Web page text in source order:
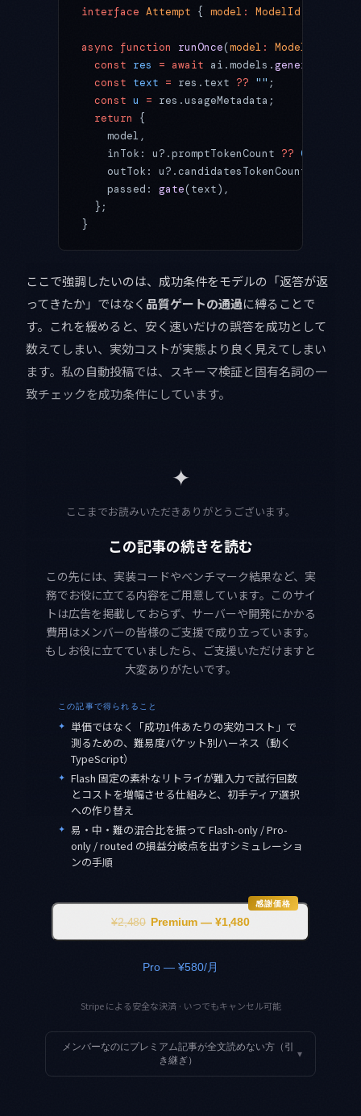
interface Attempt { model : ModelId
async function runOnce(model : ModelId
  const
res = await ai.models.
  const
text = res.text ?? "" ;
  const
u = res.usageMetadata;
  return
{
    model,
    inTok: u?.promptTokenCount
?? 0
    outTok: u?.candidatesTokenCount
    passed:
gate(text),
  };
}
ここで強調したいのは、成功条件をモデルの「返答が返
ってきたか」ではなく 品質ゲートの通過に縛ることで
す。これを緩めると、安く速いだけの誤答を成功として
数えてしまい、実効コストが実態より良く見えてしまい
ます。私の自動投稿では、スキーマ検証と固有名詞の一
致チェックを成功条件にしています。
✦
ここまでお読みいただきありがとうございます。
この記事の続きを読む
この先には、実装コードやベンチマーク結果など、実
務でお役に立てる内容をご用意しています。このサイ
トは広告を掲載しておらず、サーバーや開発にかかる
費用はメンバーの皆様のご支援で成り立っています。
もしお役に立てていましたら、ご支援いただけますと
大変ありがたいです。
この記事で得られること
✦ 単価ではなく「成功1件あたりの実効コスト」で
測るための、難易度バケット別ハーネス（動く
TypeScript）
✦ Flash 固定の素朴なリトライが難入力で試行回数
とコストを増幅させる仕組みと、初手ティア選択
への作り替え
✦ 易・中・難の混合比を振って Flash-only / Pro-
only / routed の損益分岐点を出すシミュレーショ
ンの手順
感謝価格
¥2,480 Premium — ¥1,480
Pro — ¥580/月
Stripe による安全な決済 · いつでもキャンセル可能
メンバーなのにプレミアム記事が全文読めない方（引
き継ぎ）
▾